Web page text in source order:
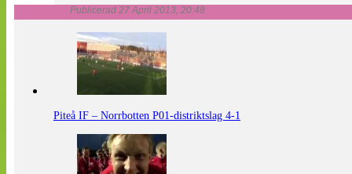
Publicerad 27 April 2013, 20:48
Piteå IF – Norrbotten P01-distriktslag 4-1